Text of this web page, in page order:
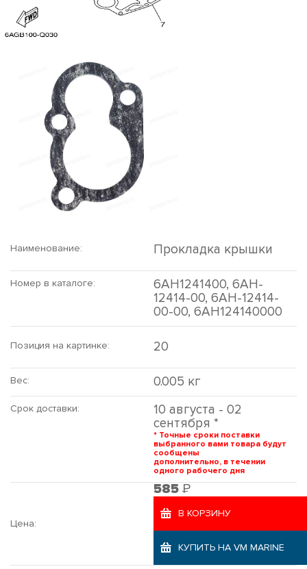
Наименование: Прокладка крышки
Номер в каталоге:
6AH1241400, 6AH-
12414-00, 6AH-12414-
00-00, 6AH124140000
Позиция на картинке: 20
Вес: 0.005 кг
Срок доставки:
10 августа - 02
сентября *
* Точные сроки поставки
выбранного вами товара будут
сообщены
дополнительно, в течении
одного рабочего дня
Цена:
585 Р
В КОРЗИНУ
КУПИТЬ НА VM MARINE